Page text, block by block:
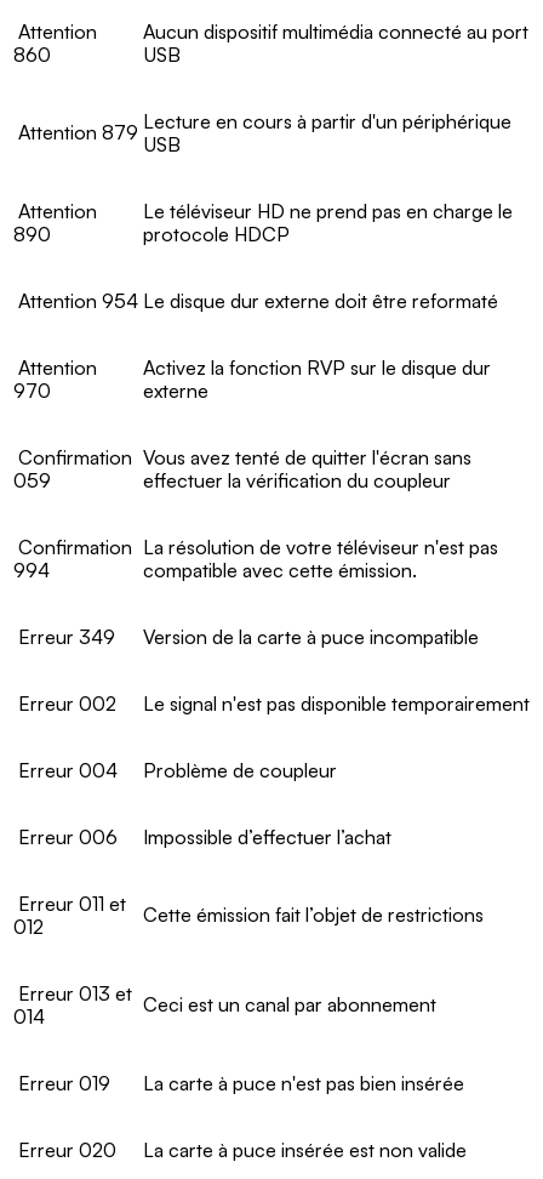
Attention
860
Aucun dispositif multimédia connecté au port
USB
Attention 879 Lecture en cours à partir d'un périphérique
USB
Attention
890
Le téléviseur HD ne prend pas en charge le
protocole HDCP
Attention 954 Le disque dur externe doit être reformaté
Attention
970
Activez la fonction RVP sur le disque dur
externe
Confirmation
059
Vous avez tenté de quitter l'écran sans
effectuer la vérification du coupleur
Confirmation
994
La résolution de votre téléviseur n'est pas
compatible avec cette émission.
Erreur 349 Version de la carte à puce incompatible
Erreur 002 Le signal n'est pas disponible temporairement
Erreur 004 Problème de coupleur
Erreur 006 Impossible d’effectuer l’achat
Erreur 011 et
012
Cette émission fait l’objet de restrictions
Erreur 013 et
014
Ceci est un canal par abonnement
Erreur 019 La carte à puce n'est pas bien insérée
Erreur 020 La carte à puce insérée est non valide